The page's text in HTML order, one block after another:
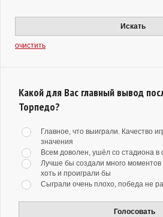
Искать
очистить
Какой для Вас главный вывод
Торпедо?
Главное, что выиграли. Качество
значения
Всем доволен, ушёл со стадиона в
Лучше бы создали много моментов
хоть и проиграли бы
Сыграли очень плохо, победа не
Голосовать